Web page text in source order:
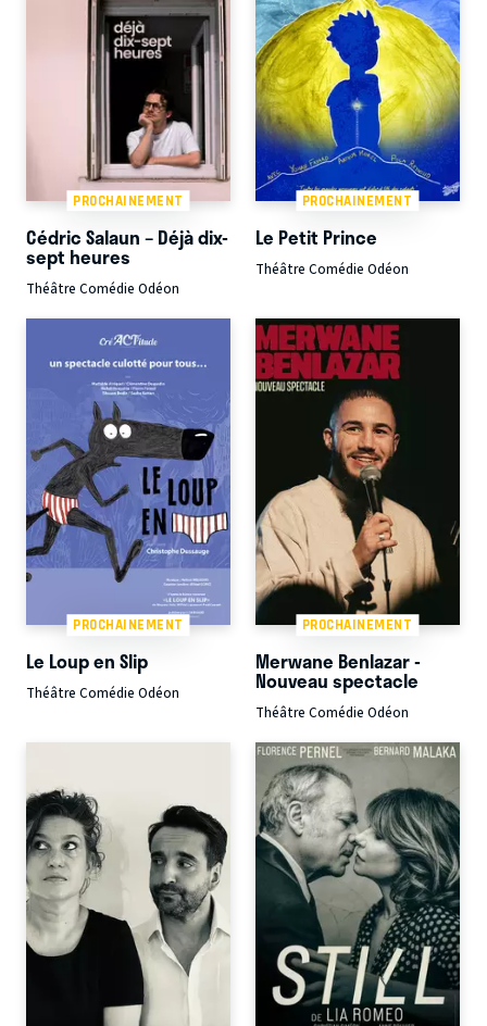
PROCHAINEMENT
Cédric Salaun – Déjà dix-
sept heures
Théâtre Comédie Odéon
PROCHAINEMENT
Le Petit Prince
Théâtre Comédie Odéon
PROCHAINEMENT
Le Loup en Slip
Théâtre Comédie Odéon
PROCHAINEMENT
Merwane Benlazar -
Nouveau spectacle
Théâtre Comédie Odéon